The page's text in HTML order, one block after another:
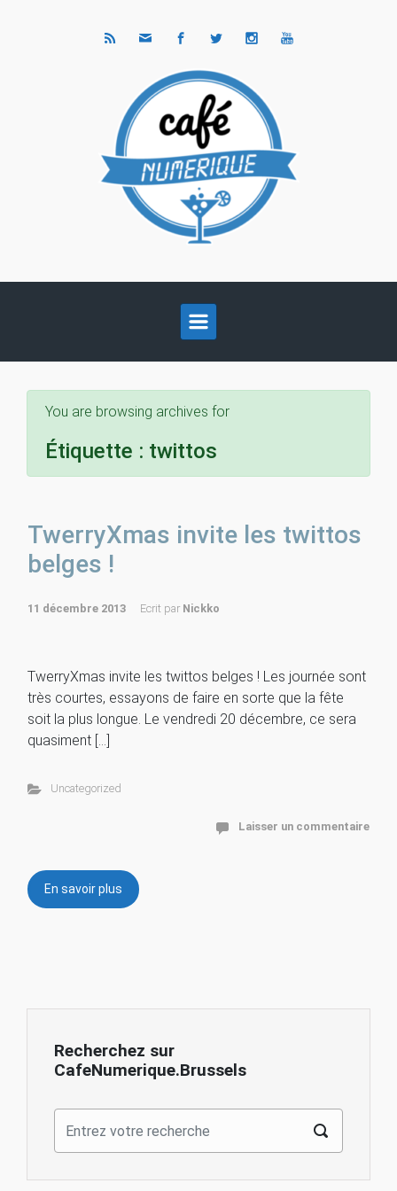
You are browsing archives for
Étiquette : twittos
TwerryXmas invite les twittos
belges !
11 décembre 2013 Ecrit par Nickko
TwerryXmas invite les twittos belges ! Les journée sont
très courtes, essayons de faire en sorte que la fête
soit la plus longue. Le vendredi 20 décembre, ce sera
quasiment […]
Uncategorized
Laisser un commentaire
En savoir plus
Recherchez sur
CafeNumerique.Brussels